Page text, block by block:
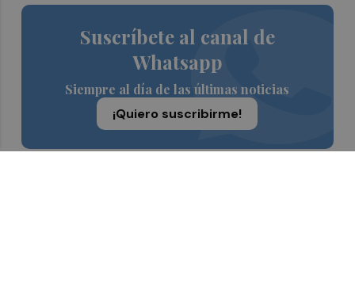
Suscríbete al canal de
Whatsapp
Siempre al día de las últimas noticias
¡Quiero suscribirme!